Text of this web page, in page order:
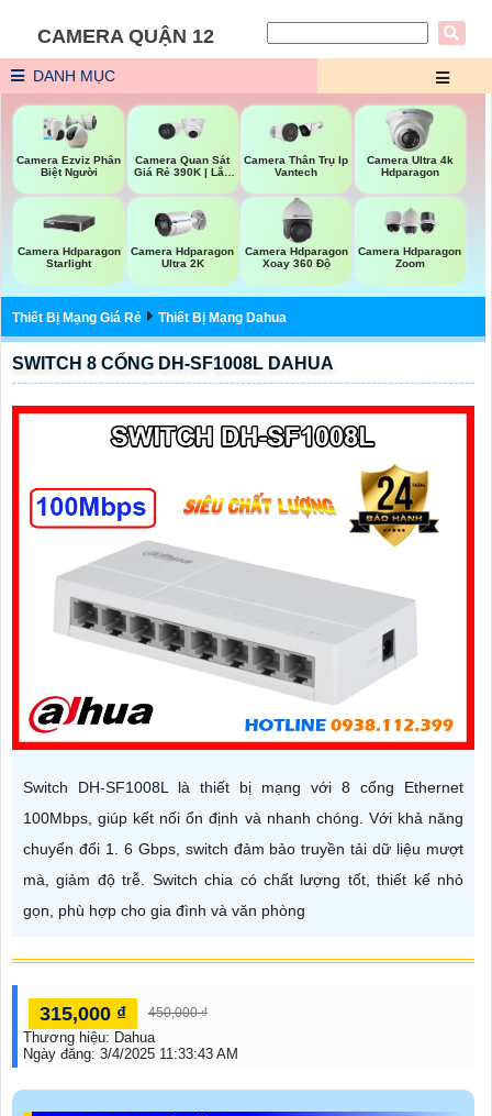
CAMERA QUẬN 12
DANH MỤC
Camera Ezviz Phân
Biệt Người
Camera Quan Sát
Giá Rẻ 390K | Lắp
Camera Thân Trụ Ip
Vantech
Camera Ultra 4k
Hdparagon
Camera Hdparagon
Starlight
Camera Hdparagon
Ultra 2K
Camera Hdparagon
Xoay 360 Độ
Camera Hdparagon
Zoom
Thiết Bị Mạng Giá Rẻ Thiết Bị Mạng Dahua
SWITCH 8 CỔNG DH-SF1008L DAHUA
Switch DH-SF1008L là thiết bị mạng với 8 cổng Ethernet
100Mbps, giúp kết nối ổn định và nhanh chóng. Với khả năng
chuyển đổi 1. 6 Gbps, switch đảm bảo truyền tải dữ liệu mượt
mà, giảm độ trễ. Switch chia có chất lượng tốt, thiết kế nhỏ
gọn, phù hợp cho gia đình và văn phòng
315,000 ₫ 450,000 ₫
Thương hiệu: Dahua
Ngày đăng: 3/4/2025 11:33:43 AM